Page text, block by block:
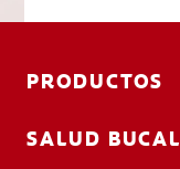
PRODUCTOS
SALUD BUCAL